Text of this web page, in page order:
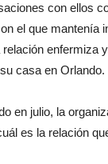
con ellos
el que mantenía
relación enfermiza
casa en Orlando.
en julio, la
es la relación